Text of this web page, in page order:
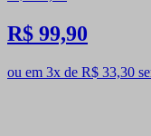
R$ 99,90
ou em 3x de R$ 33,30